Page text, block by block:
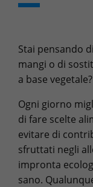
Stai pensando
mangi o di
a base vegetale?
Ogni giorno
di fare scelte
evitare di
sfruttati negli
impronta
sano.